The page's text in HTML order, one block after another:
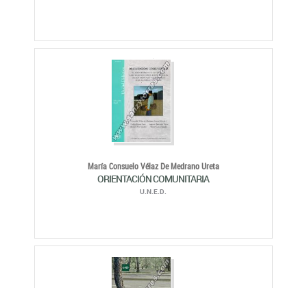
María Consuelo Vélaz De Medrano Ureta
ORIENTACIÓN COMUNITARIA
U.N.E.D.